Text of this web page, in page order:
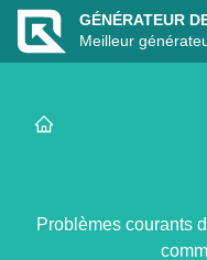
GÉNÉRATEUR
Meilleur
Problèmes courants